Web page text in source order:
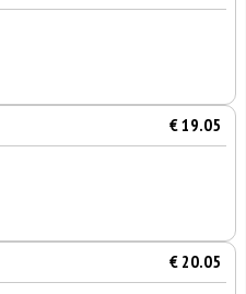
€ 19.05
€ 20.05